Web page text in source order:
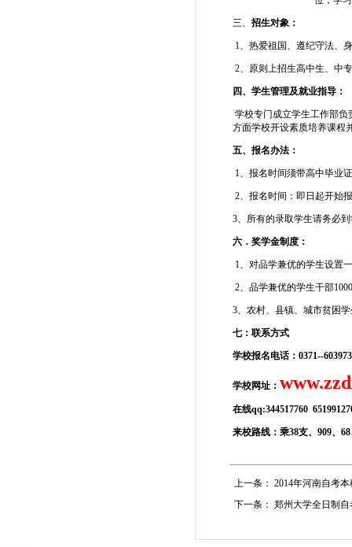
三、招生对象：
1、热爱祖国、遵纪守法、
2、原则上招生高中生、中
四、学生管理及就业指导：
学校专门成立学生工作部
方面学校开设素质培养课程
五、报名办法：
1、报名时间须带高中毕业
2、报名时间：即日起开始
3、所有的录取学生请务必
六．奖学金制度：
1、对品学兼优的学生设置
2、品学兼优的学生干部
3、农村、县镇、城市贫困
七：联系方式
学校报名电话：0371--
学校网址：
在线qq:344517760
来校路线：乘38支、909、
上一条： 2014年河南自考
下一条： 郑州大学全日制